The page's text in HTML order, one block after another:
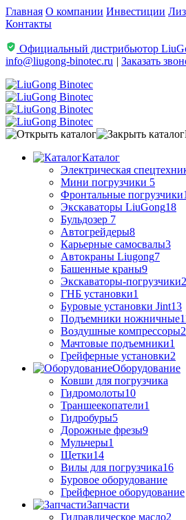
Главная О компании Инвестиции
Контакты
Официальный дистрибьютор
info@liugong-binotec.ru | Заказать
Каталог
Электрическая
Мини погрузчики 5
Фронтальные погрузчики
Экскаваторы LiuGong18
Бульдозер 7
Автогрейдеры8
Карьерные самосвалы3
Автокраны Liugong7
Башенные краны9
Экскаваторы-погрузчики2
ГНБ установки1
Буровые установки Jint13
Подъемники ножничные
Воздушные компрессоры
Мачтовые подъемники1
Грейферные установки2
Оборудование
Ковши для погрузчика
Гидромолоты10
Траншеекопатели1
Гидробуры5
Дорожные фрезы9
Мульчеры1
Щетки14
Вилы для погрузчика16
Буровое оборудование
Грейферное оборудование
Запчасти
Гидравлическое масло2